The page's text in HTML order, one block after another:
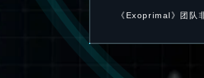
《Exoprimal》团队